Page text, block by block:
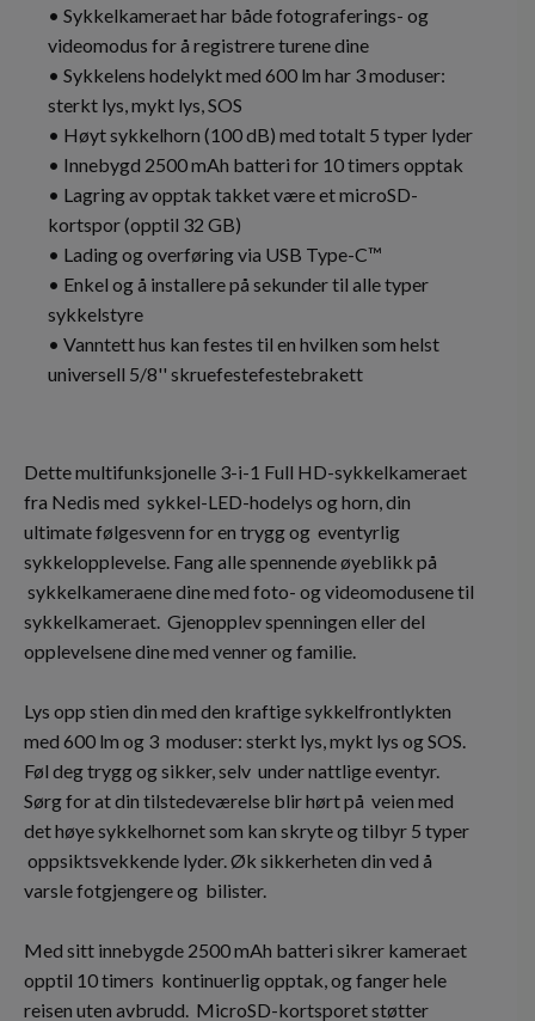
• Sykkelkameraet har både fotograferings- og
videomodus for å registrere turene dine
• Sykkelens hodelykt med 600 lm har 3 moduser:
sterkt lys, mykt lys, SOS
• Høyt sykkelhorn (100 dB) med totalt 5 typer lyder
• Innebygd 2500 mAh batteri for 10 timers opptak
• Lagring av opptak takket være et microSD-
kortspor (opptil 32 GB)
• Lading og overføring via USB Type-C™
• Enkel og å installere på sekunder til alle typer
sykkelstyre
• Vanntett hus kan festes til en hvilken som helst
universell 5/8'' skruefestefestebrakett
Dette multifunksjonelle 3-i-1 Full HD-sykkelkameraet
fra Nedis med sykkel-LED-hodelys og horn, din
ultimate følgesvenn for en trygg og eventyrlig
sykkelopplevelse. Fang alle spennende øyeblikk på
sykkelkameraene dine med foto- og videomodusene til
sykkelkameraet. Gjenopplev spenningen eller del
opplevelsene dine med venner og familie.
Lys opp stien din med den kraftige sykkelfrontlykten
med 600 lm og 3 moduser: sterkt lys, mykt lys og SOS.
Føl deg trygg og sikker, selv under nattlige eventyr.
Sørg for at din tilstedeværelse blir hørt på veien med
det høye sykkelhornet som kan skryte og tilbyr 5 typer
oppsiktsvekkende lyder. Øk sikkerheten din ved å
varsle fotgjengere og bilister.
Med sitt innebygde 2500 mAh batteri sikrer kameraet
opptil 10 timers kontinuerlig opptak, og fanger hele
reisen uten avbrudd. MicroSD-kortsporet støtter